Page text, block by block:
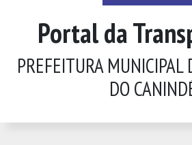
Portal da
PREFEITURA MUNICIPAL
DO